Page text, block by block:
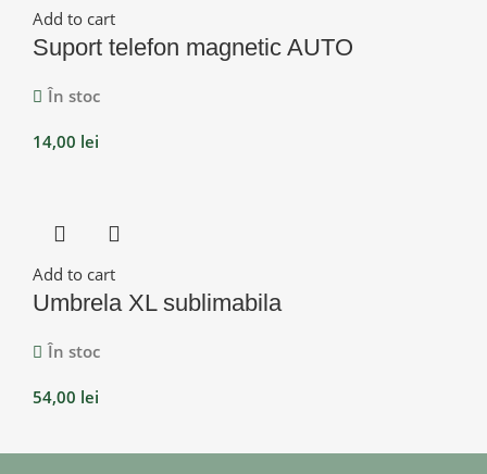
Add to cart
Suport telefon magnetic AUTO
În stoc
14,00 lei
Add to cart
Umbrela XL sublimabila
În stoc
54,00 lei